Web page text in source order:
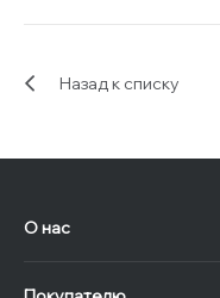
Назад к списку
О нас